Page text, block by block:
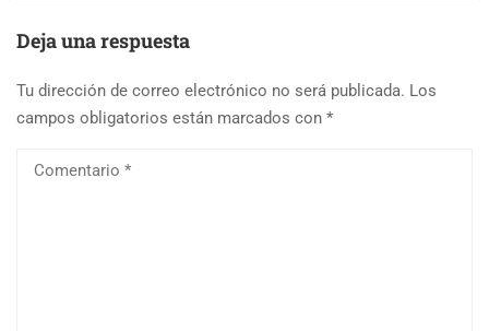
Deja una respuesta
Tu dirección de correo electrónico no será publicada. Los
campos obligatorios están marcados con *